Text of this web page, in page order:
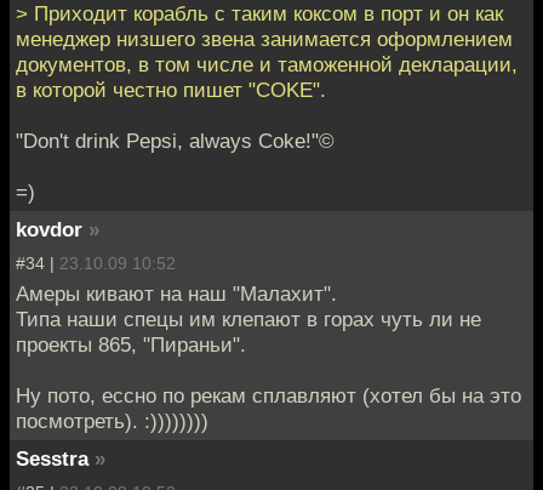
> Приходит корабль с таким коксом в порт и он как
менеджер низшего звена занимается оформлением
документов, в том числе и таможенной декларации,
в которой честно пишет "COKE".
"Don't drink Pepsi, always Coke!"©
=)
kovdor »
#34 | 23.10.09 10:52
Амеры кивают на наш "Малахит".
Типа наши спецы им клепают в горах чуть ли не
проекты 865, "Пираньи".
Ну пото, ессно по рекам сплавляют (хотел бы на это
посмотреть). :))))))))
Sesstra »